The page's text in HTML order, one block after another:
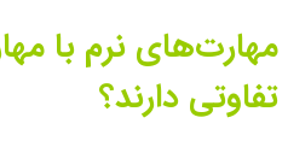
مهارت‌های نرم با
تفاوتی دارند؟